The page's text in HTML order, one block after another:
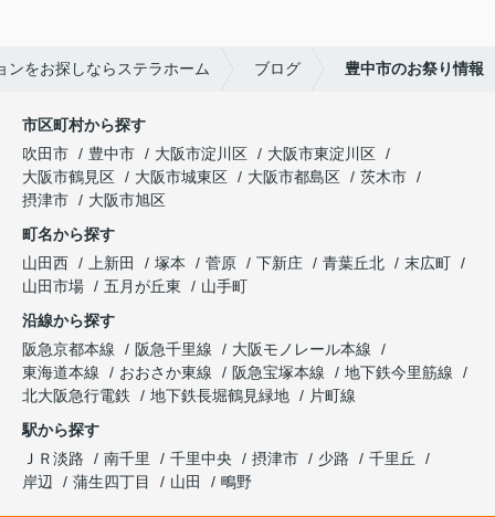
ンをお探しならステラホーム ブログ 豊中市のお祭り情報
市区町村から探す
吹田市
豊中市 大阪市淀川区
大阪市東淀川区
大阪市鶴見区
大阪市城東区 大阪市都島区
茨木市
摂津市
大阪市旭区
町名から探す
山田西
上新田 塚本 菅原 下新庄 青葉丘北
末広町
山田市場
五月が丘東
山手町
沿線から探す
阪急京都本線
阪急千里線
大阪モノレール本線
東海道本線
おおさか東線 阪急宝塚本線
地下鉄今里筋線
北大阪急行電鉄
地下鉄長堀鶴見緑地
片町線
駅から探す
ＪＲ淡路
南千里 千里中央 摂津市 少路
千里丘
岸辺
蒲生四丁目 山田 鴫野